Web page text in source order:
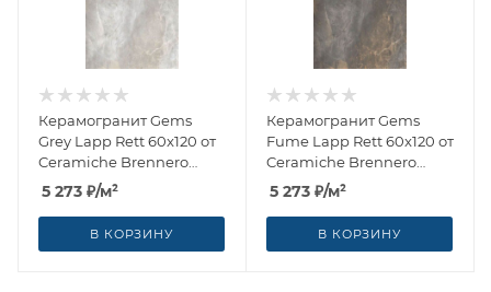
Керамогранит Gems
Grey Lapp Rett 60x120 от
Ceramiche Brennero
(Италия)
5 273 ₽/м²
В КОРЗИНУ
Керамогранит Gems
Fume Lapp Rett 60x120 от
Ceramiche Brennero
(Италия)
5 273 ₽/м²
В КОРЗИНУ